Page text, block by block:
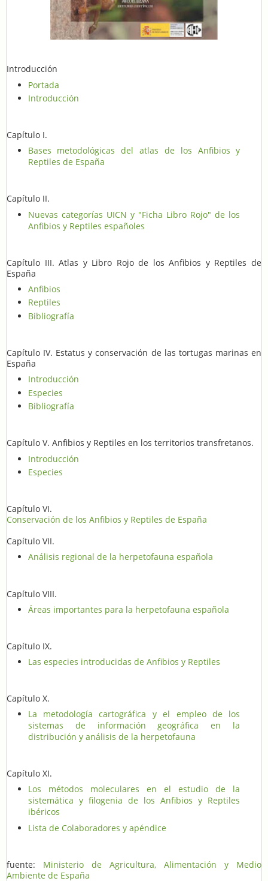
Introducción
Portada
Introducción
Capítulo I.
Bases metodológicas del atlas de los Anfibios y
Reptiles de España
Capítulo II.
Nuevas categorías UICN y "Ficha Libro Rojo" de los
Anfibios y Reptiles españoles
Capítulo III. Atlas y Libro Rojo de los Anfibios y Reptiles de
España
Anfibios
Reptiles
Bibliografía
Capítulo IV. Estatus y conservación de las tortugas marinas en
España
Introducción
Especies
Bibliografía
Capítulo V. Anfibios y Reptiles en los territorios transfretanos.
Introducción
Especies
Capítulo VI.
Conservación de los Anfibios y Reptiles de España
Capítulo VII.
Análisis regional de la herpetofauna española
Capítulo VIII.
Áreas importantes para la herpetofauna española
Capítulo IX.
Las especies introducidas de Anfibios y Reptiles
Capítulo X.
La metodología cartográfica y el empleo de los
sistemas de información geográfica en la
distribución y análisis de la herpetofauna
Capítulo XI.
Los métodos moleculares en el estudio de la
sistemática y filogenia de los Anfibios y Reptiles
ibéricos
Lista de Colaboradores y apéndice
fuente: Ministerio de Agricultura, Alimentación y Medio
Ambiente de España